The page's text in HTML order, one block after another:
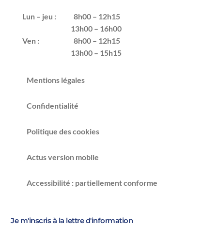
Lun – jeu :
8h00 – 12h15
13h00 – 16h00
Ven :
8h00 – 12h15
13h00 – 15h15
Mentions légales
Confidentialité
Politique des cookies
Actus version mobile
Accessibilité : partiellement conforme
Je m'inscris à la lettre d'information